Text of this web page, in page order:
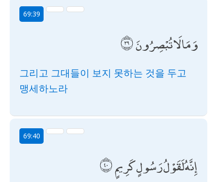
69:39
وَمَا لَا تُبْصِرُونَ
그리고 그대들이 보지 못하는 것을 두고
맹세하노라
69:40
إِنَّهُ لَقَوْلُ رَسُولٍ كَرِيمٍ